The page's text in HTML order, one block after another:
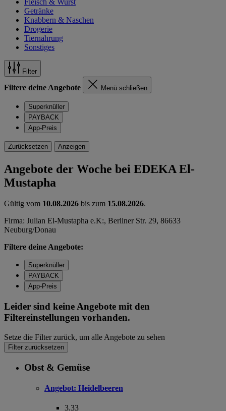
Getränke
Knabbern & Naschen
Drogerie
Tiernahrung
Sonstiges
Filter
Filtere deine Angebote Menü schließen
Superknüller
PAYBACK
App-Preis
Zurücksetzen Anzeigen
Angebote der Woche bei EDEKA El-
Mustapha
Gültig vom 10.08.2026 bis zum 15.08.2026.
Firma: Julian El-Mustapha e.K:, Berliner Str. 29, 86633
Neuburg/Donau
Filtere deine Angebote:
Superknüller
PAYBACK
App-Preis
Leider sind keine Angebote mit den
Filtereinstellungen vorhanden.
Setze die Filter zurück, um alle Angebote zu sehen
Filter zurücksetzen
Obst & Gemüse
Angebot: Heidelbeeren
3.33